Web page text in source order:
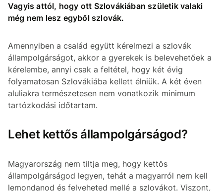
Vagyis attól, hogy ott Szlovákiában születik valaki
még nem lesz egyből szlovák.
Amennyiben a család együtt kérelmezi a szlovák
állampolgárságot, akkor a gyerekek is belevehetőek a
kérelembe, annyi csak a feltétel, hogy két évig
folyamatosan Szlovákiába kellett élniük. A két éven
aluliakra természetesen nem vonatkozik minimum
tartózkodási időtartam.
Lehet kettős állampolgárságod?
Magyarország nem tiltja meg, hogy kettős
állampolgárságod legyen, tehát a magyarról nem kell
lemondanod és felveheted mellé a szlovákot. Viszont,